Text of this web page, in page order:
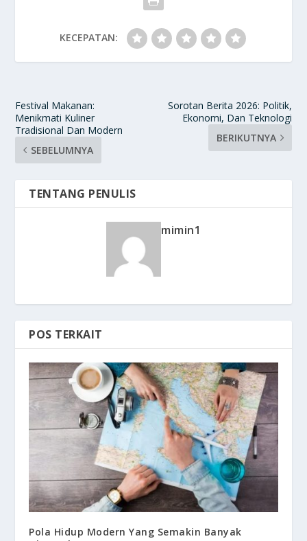
KECEPATAN:
Festival Makanan:
Menikmati Kuliner
Tradisional Dan Modern
SEBELUMNYA
Sorotan Berita 2026: Politik,
Ekonomi, Dan Teknologi
BERIKUTNYA
TENTANG PENULIS
mimin1
POS TERKAIT
Pola Hidup Modern Yang Semakin Banyak